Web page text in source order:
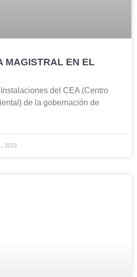
MAGISTRAL EN EL
del CEA (Centro
de la gobernación de
2019